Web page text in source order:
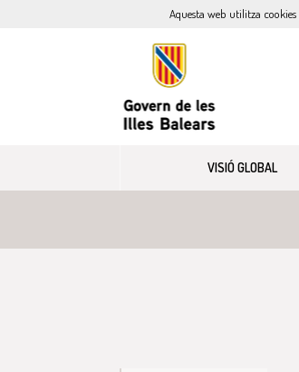
Aquesta web utilitza
VISIÓ GLOBAL